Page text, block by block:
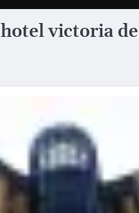
hotel victoria de